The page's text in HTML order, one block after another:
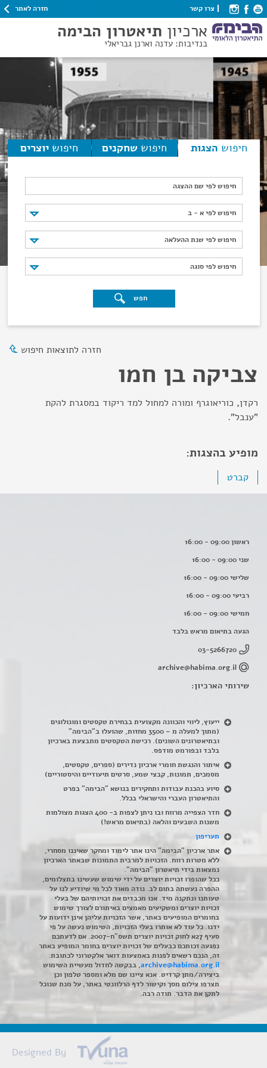
צרו קשר חזרה לאתר
ארכיון תיאטרון הבימה
בנדיבות: עדנה וארנן גבריאלי
חיפוש הצגות חיפוש שחקנים חיפוש יוצרים
חיפוש לפי שם ההצגה
חיפוש לפי א - ב
חיפוש לפי א - ב
חיפוש לפי שנת ההעלאה
חיפוש לפי שנת ההעלאה
חיפוש לפי סוגה
חיפוש לפי סוגה
חפש
חזרה לתוצאות חיפוש
צביקה בן חמו
רקדן, כוריאוגרף ומורה למחול למד ריקוד במסגרת להקת
"ענבל".
מופיע בהצגות:
קברט
ראשון 09:00 - 16:00
שני 09:00 - 16:00
שלישי 09:00 - 16:00
רביעי 09:00 - 16:00
חמישי 09:00 - 16:00
הגעה בתיאום מראש בלבד
03-5266720
archive@habima.org.il
שירותי הארכיון:
ייעוץ, ליווי והכוונה מקצועית בבחירת טקסטים ומונולוגים
(מתוך למעלה מ – 3500 מחזות, שהועלו ב"הבימה"
ובתיאטרונים השונים). רכישת הטקסטים מתבצעת בארכיון
בלבד ובפורמט מודפס.
איתור והנגשת חומרי ארכיון נדירים (ספרים, טקסטים,
מסמכים, תמונות, קבצי שמע, סרטים תיעודיים והיסטוריים)
סיוע בהכנת עבודות ותחקירים בנושא "הבימה" בפרט
והתיאטרון העברי והישראלי בכלל.
חדר הצפייה מרווח ובו ניתן לצפות ב- 400 הצגות מצולמות
משנות השבעים והלאה (בתיאום מראש!)
תעריפון
אתר ארכיון "הבימה" הינו אתר לימוד ומחקר שאיננו מסחרי,
ללא מטרות רווח. הזכויות למרבית התמונות שבאתר הארכיון
נמצאות בידי תיאטרון "הבימה".
ככל שהופרו זכויות יוצרים על ידי שימוש שעשינו בתצלומים,
ההפרה נעשתה בתום לב. נודה מאוד לכל מי שיודיע לנו על
טעותנו ונתקנה מיד. אנו מכבדים את זכויותיהם של בעלי
זכויות יוצרים ומשקיעים מאמצים באיתורם לצורך שימוש
בחומרים המופיעים באתר, אשר הזכויות עליהן אינן ידועות על
ידנו. כל עוד לא אותרו בעלי הזכויות, השימוש נעשה על פי
סעיף 27א לחוק זכויות יוצרים תשס"ח-2007. אם לדעתכם
נפגעה זכותכם כבעלים של זכויות יוצרים בחומר המופיע באתר
זה, הנכם רשאים לפנות באמצעות דואר אלקטרוני לכתובת:
archive@habima.org.il, בבקשה לחדול מעשיית השימוש
ביצירה/מתן קרדיט. אנא ציינו שם מלא ומספר טלפון וכן
תצרפו צילום מסך וקישור לדף הרלוונטי באתר, על מנת שנוכל
לתקן את הדבר. תודה רבה.
Designed By